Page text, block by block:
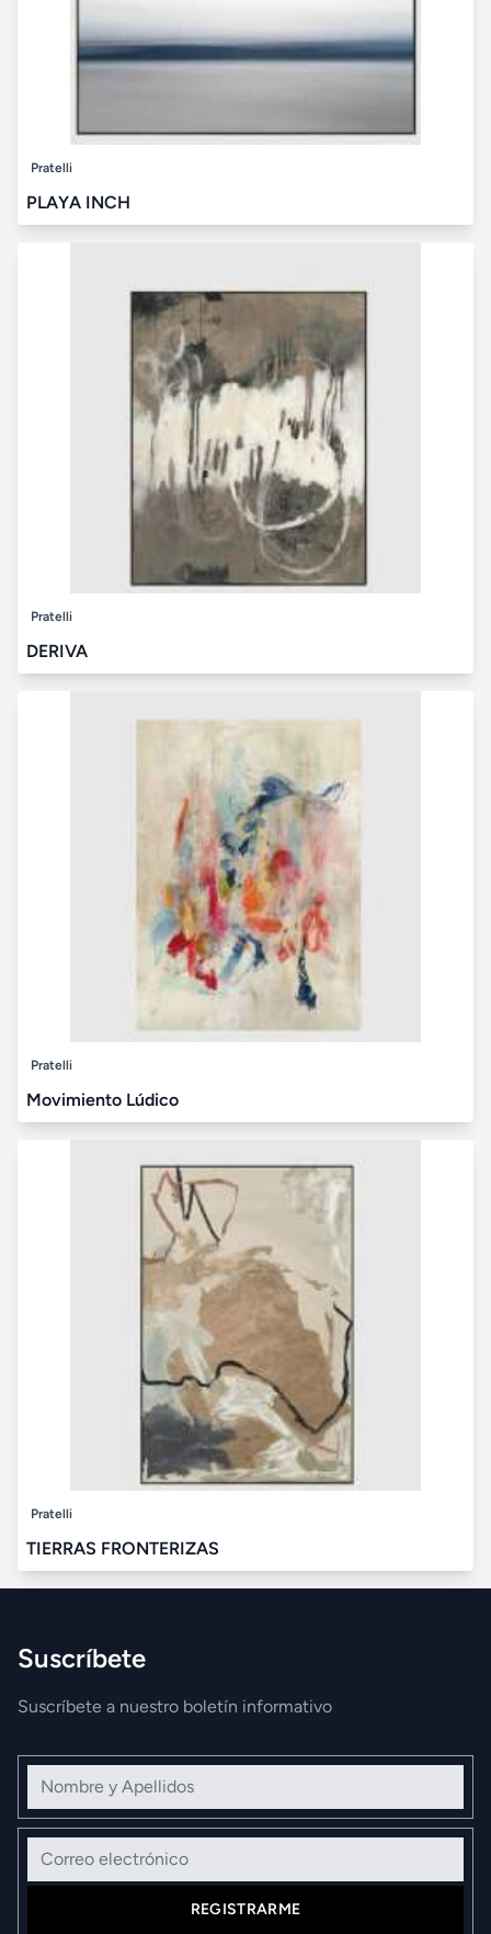
Pratelli
PLAYA INCH
Pratelli
DERIVA
Pratelli
Movimiento Lúdico
Pratelli
TIERRAS FRONTERIZAS
Suscríbete
Suscríbete a nuestro boletín informativo
Nombre y Apellidos
Correo electrónico
REGISTRARME